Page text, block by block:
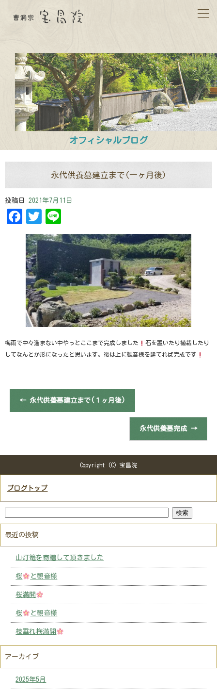
オフィシャルブログ
永代供養墓建立まで(一ヶ月後)
投稿日 2021年7月11日
Facebook
Twitter
梅雨で中々進まない中やっとここまで完成しました
石を置いたり植栽したり
してなんとか形になったと思います。後は上に観音様を建てれば完成です
←永代供養墓建立まで(１ヶ月後)
永代供養墓完成 →
Copyright (C) 宝昌院
ブログトップ
最近の投稿
山灯篭を寄贈して頂きました
桜 と観音様
桜満開
桜 と観音様
枝垂れ梅満開
アーカイブ
2025年5月